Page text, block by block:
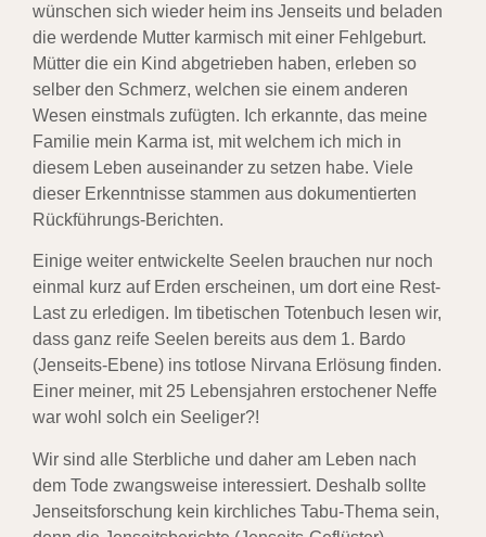
wünschen sich wieder heim ins Jenseits und beladen
die werdende Mutter karmisch mit einer Fehlgeburt.
Mütter die ein Kind abgetrieben haben, erleben so
selber den Schmerz, welchen sie einem anderen
Wesen einstmals zufügten. Ich erkannte, das meine
Familie mein Karma ist, mit welchem ich mich in
diesem Leben auseinander zu setzen habe. Viele
dieser Erkenntnisse stammen aus dokumentierten
Rückführungs-Berichten.
Einige weiter entwickelte Seelen brauchen nur noch
einmal kurz auf Erden erscheinen, um dort eine Rest-
Last zu erledigen. Im tibetischen Totenbuch lesen wir,
dass ganz reife Seelen bereits aus dem 1. Bardo
(Jenseits-Ebene) ins totlose Nirvana Erlösung finden.
Einer meiner, mit 25 Lebensjahren erstochener Neffe
war wohl solch ein Seeliger?!
Wir sind alle Sterbliche und daher am Leben nach
dem Tode zwangsweise interessiert. Deshalb sollte
Jenseitsforschung kein kirchliches Tabu-Thema sein,